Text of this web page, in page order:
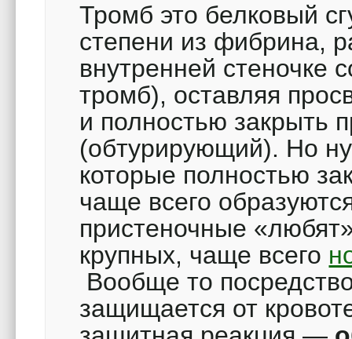
Тромб это белковый
степени из фибрина,
внутренней стеночке
тромб), оставляя
и полностью закрыть
(обтурирующий). Но
которые полностью
чаще всего
пристеночные
крупных, чаще всего
Вообще то
защищается от